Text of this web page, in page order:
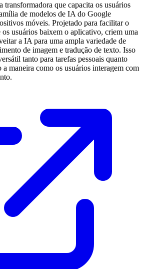
transformadora que capacita os usuários
de modelos de IA do Google
móveis. Projetado para facilitar o
usuários baixem o aplicativo, criem uma
a IA para uma ampla variedade de
de imagem e tradução de texto. Isso
tanto para tarefas pessoais quanto
maneira como os usuários interagem com